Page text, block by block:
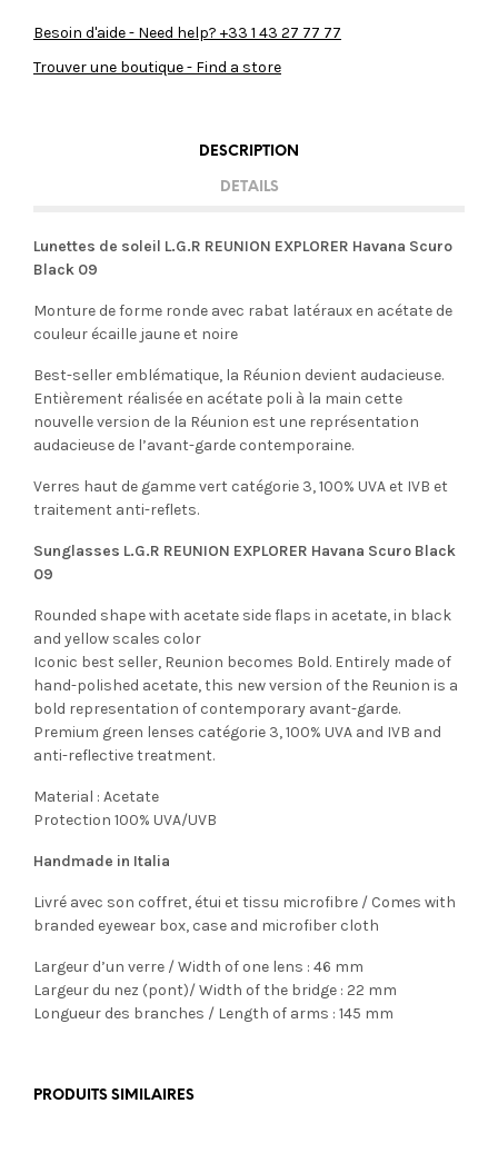
Besoin d'aide - Need help? +33 1 43 27 77 77
Trouver une boutique - Find a store
DESCRIPTION
DETAILS
Lunettes de soleil L.G.R REUNION EXPLORER Havana Scuro
Black 09
Monture de forme ronde avec rabat latéraux en acétate de
couleur écaille jaune et noire
Best-seller emblématique, la Réunion devient audacieuse.
Entièrement réalisée en acétate poli à la main cette
nouvelle version de la Réunion est une représentation
audacieuse de l’avant-garde contemporaine.
Verres haut de gamme vert catégorie 3, 100% UVA et IVB et
traitement anti-reflets.
Sunglasses L.G.R REUNION EXPLORER Havana Scuro Black
09
Rounded shape with acetate side flaps in acetate, in black
and yellow scales color
Iconic best seller, Reunion becomes Bold. Entirely made of
hand-polished acetate, this new version of the Reunion is a
bold representation of contemporary avant-garde.
Premium green lenses catégorie 3, 100% UVA and IVB and
anti-reflective treatment.
Material : Acetate
Protection 100% UVA/UVB
Handmade in Italia
Livré avec son coffret, étui et tissu microfibre / Comes with
branded eyewear box, case and microfiber cloth
Largeur d’un verre / Width of one lens : 46 mm
Largeur du nez (pont)/ Width of the bridge : 22 mm
Longueur des branches / Length of arms : 145 mm
PRODUITS SIMILAIRES